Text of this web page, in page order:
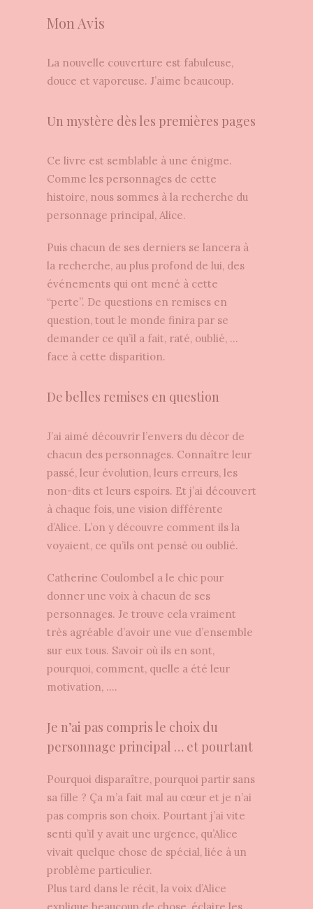
Mon Avis
La nouvelle couverture est fabuleuse,
douce et vaporeuse. J’aime beaucoup.
Un mystère dès les premières pages
Ce livre est semblable à une énigme.
Comme les personnages de cette
histoire, nous sommes à la recherche du
personnage principal, Alice.
Puis chacun de ses derniers se lancera à
la recherche, au plus profond de lui, des
événements qui ont mené à cette
“perte”. De questions en remises en
question, tout le monde finira par se
demander ce qu’il a fait, raté, oublié, …
face à cette disparition.
De belles remises en question
J’ai aimé découvrir l’envers du décor de
chacun des personnages. Connaître leur
passé, leur évolution, leurs erreurs, les
non-dits et leurs espoirs. Et j’ai découvert
à chaque fois, une vision différente
d’Alice. L’on y découvre comment ils la
voyaient, ce qu’ils ont pensé ou oublié.
Catherine Coulombel a le chic pour
donner une voix à chacun de ses
personnages. Je trouve cela vraiment
très agréable d’avoir une vue d’ensemble
sur eux tous. Savoir où ils en sont,
pourquoi, comment, quelle a été leur
motivation, ….
Je n’ai pas compris le choix du
personnage principal … et pourtant
Pourquoi disparaître, pourquoi partir sans
sa fille ? Ça m’a fait mal au cœur et je n’ai
pas compris son choix. Pourtant j’ai vite
senti qu’il y avait une urgence, qu’Alice
vivait quelque chose de spécial, liée à un
problème particulier.
Plus tard dans le récit, la voix d’Alice